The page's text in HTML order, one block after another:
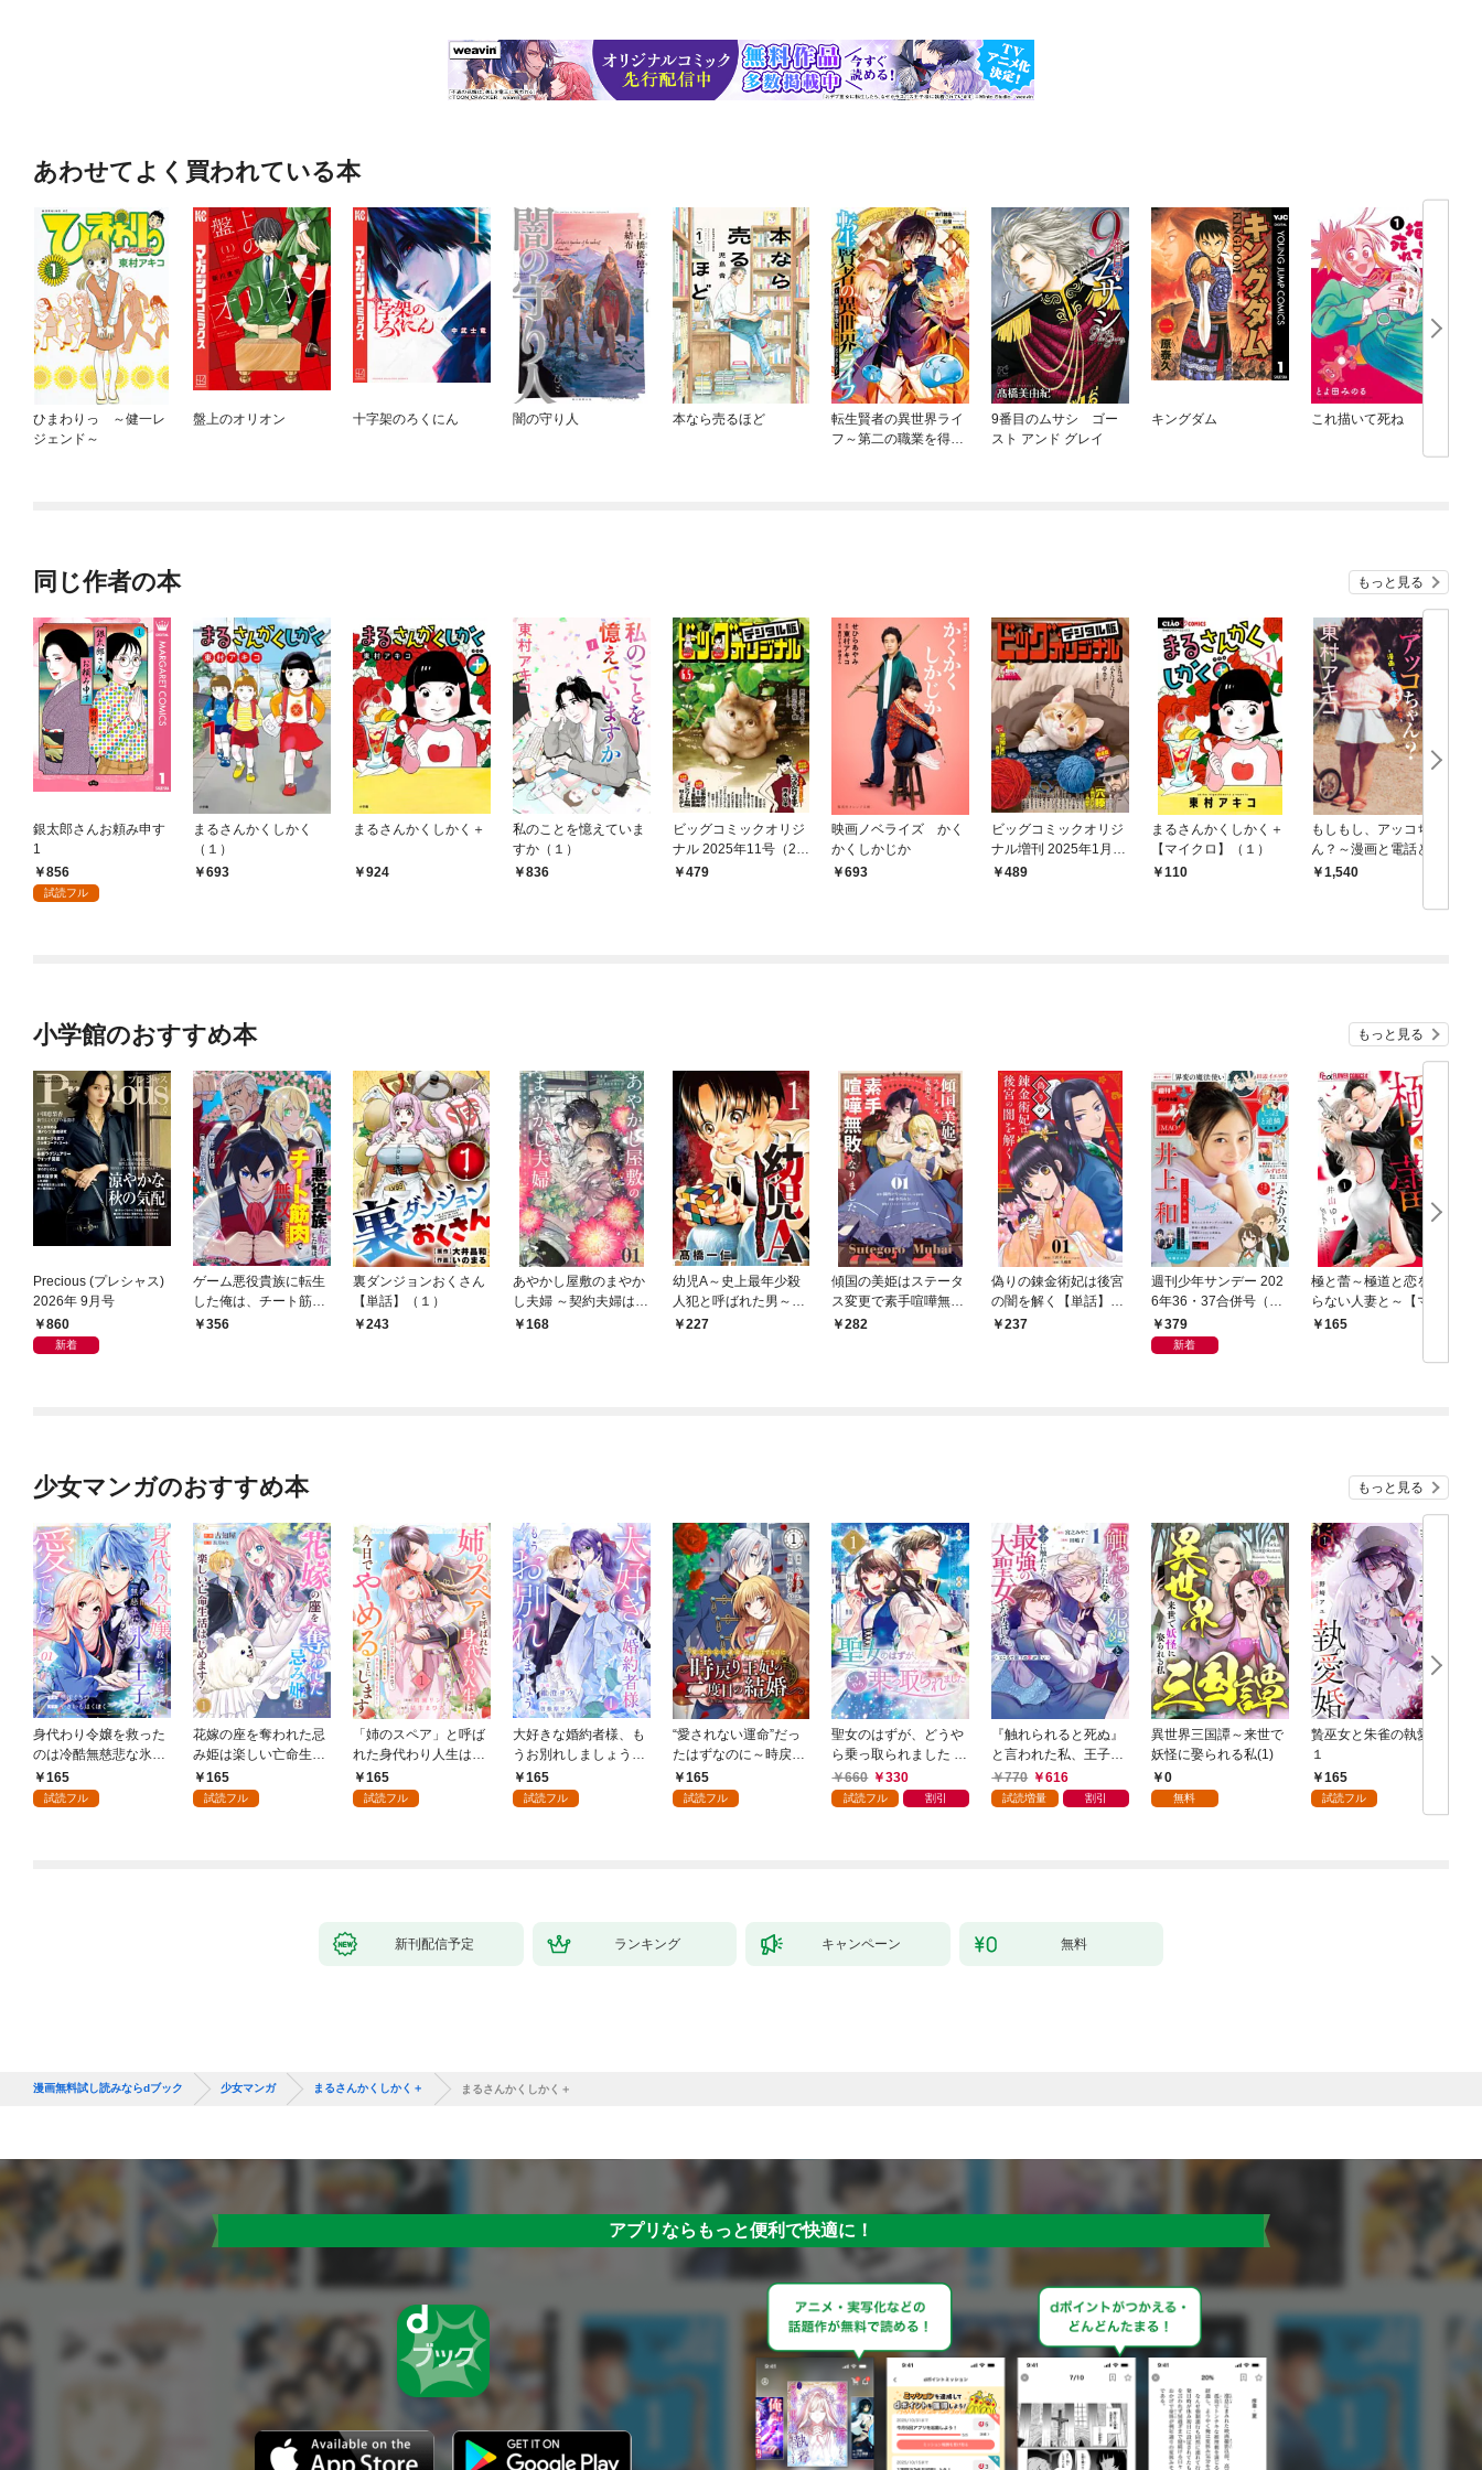
あわせてよく買われている本
ひまわりっ ～健一レ
ジェンド～
盤上のオリオン 十字架のろくにん 闇の守り人 本なら売るほど
転生賢者の異世界ライ
フ～第二の職業を得
9番目のムサシ ゴー
スト アンド グレイ
キングダム これ描いて死ね
同じ作者の本 もっと見る
銀太郎さんお頼み申す
1
856
試読フル
まるさんかくしかく
（１）
693
まるさんかくしかく＋
924
私のことを憶えていま
すか（１）
836
ビッグコミックオリジ
ナル 2025年11号（20
25年5月20日発売)
479
映画ノベライズ かく
かくしかじか
693
ビッグコミックオリジ
ナル増刊 2025年1月増
刊号（2024年12月12
489
まるさんかくしかく＋
【マイクロ】（１）
110
もしもし、アッコちゃ
ん？～漫画と電話とチ
キン南蛮～
1,540
小学館のおすすめ本 もっと見る
Precious (プレシャス)
2026年 9月号
860
新着
ゲーム悪役貴族に転生
した俺は、チート筋肉
で無双する【単話】
356
裏ダンジョンおくさん
【単話】（１）
243
あやかし屋敷のまやか
し夫婦 ～契約夫婦は鎌
倉で妖怪の集う家を守
168
幼児A～史上最年少殺
人犯と呼ばれた男～
【単話】（１）
227
傾国の美姫はステータ
ス変更で素手喧嘩無敗
になりました【単話】
282
偽りの錬金術妃は後宮
の闇を解く【単話】
（１）
237
週刊少年サンデー 202
6年36・37合併号（20
26年8月5日発売号）
379
新着
極と蕾～極道と恋を知
らない人妻と～【マイ
クロ】（１）
165
少女マンガのおすすめ本 もっと見る
身代わり令嬢を救った
のは冷酷無慈悲な氷の
王子の愛でした１
165
試読フル
花嫁の座を奪われた忌
み姫は楽しい亡命生活
はじめます！１
165
試読フル
「姉のスペア」と呼ば
れた身代わり人生は、
今日でやめることにし
ます～辺境で自由を満
165
試読フル
大好きな婚約者様、も
うお別れしましょう。
１165
試読フル
“愛されない運命”だっ
たはずなのに～時戻り
王妃の二度目の結婚～
１
165
試読フル
聖女のはずが、どうや
ら乗っ取られました 1
巻660 330
試読フル 割引
『触れられると死ぬ』
と言われた私、王子に
触れたら最強の大聖女
になりました。ところ
770 616
試読増量 割引
異世界三国譚～来世で
妖怪に娶られる私(1)
0
無料
贄巫女と朱雀の執愛婚
１
165
試読フル
新刊配信予定 ランキング キャンペーン 無料
漫画無料試し読みならdブック 少女マンガ まるさんかくしかく＋ まるさんかくしかく＋
アプリならもっと便利で快適に！